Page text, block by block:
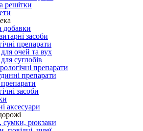
решітки
добавки
засоби
препарати
очей та вух
суглобів
препарати
препарати
засоби
аксесуари
сумки, рюкзаки